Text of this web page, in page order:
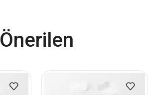
Önerilen